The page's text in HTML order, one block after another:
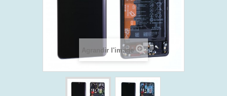
Agrandir l'image